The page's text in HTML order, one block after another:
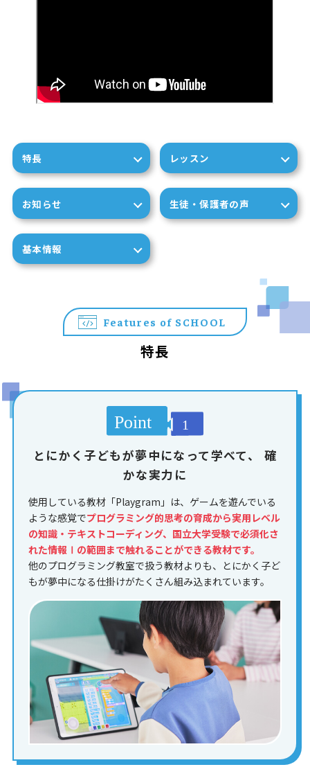
特長 レッスン
お知らせ 生徒・保護者の声
基本情報
Features of SCHOOL
特長
とにかく子どもが夢中になって学べて、
確
かな実力に
使用している教材「Playgram」は、ゲームを遊んでいる
ような感覚でプログラミング的思考の育成から実用レベル
の知識・テキストコーディング、国立大学受験で必須化さ
れた情報Ⅰの範囲まで触れることができる教材です。
他のプログラミング教室で扱う教材よりも、とにかく子ど
もが夢中になる仕掛けがたくさん組み込まれています。